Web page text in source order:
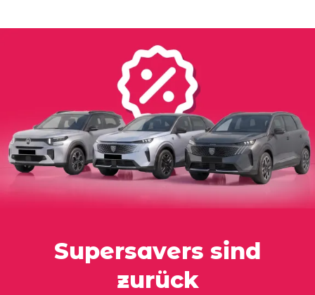
Supersavers sind
zurück